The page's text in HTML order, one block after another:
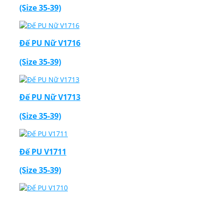
(Size 35-39)
Đế PU Nữ V1716
(Size 35-39)
Đế PU Nữ V1713
(Size 35-39)
Đế PU V1711
(Size 35-39)